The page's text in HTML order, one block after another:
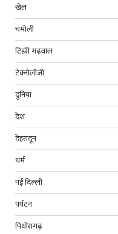
खेल
चमोली
टिहरी गढ़वाल
टेक्नोलॉजी
दुनिया
देश
देहरादून
धर्म
नई दिल्ली
पर्यटन
पिथोरागढ़